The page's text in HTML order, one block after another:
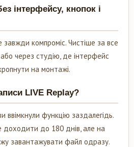
інтерфейсу, кнопок і
компроміс. Чистіше за все
через студію, де інтерфейс
на монтажі.
LIVE Replay?
ввімкнули функцію заздалегідь.
доходити до 180 днів, але на
завантажувати файл одразу.